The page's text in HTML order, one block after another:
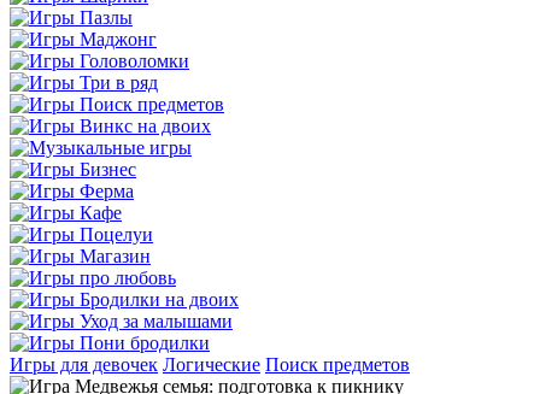
Игры для девочек Логические Поиск предметов